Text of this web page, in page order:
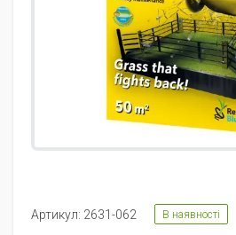
Артикул: 2631-062 В наявності